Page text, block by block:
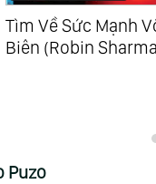
Tìm Về Sức Mạnh
Biên (Robin
Puzo